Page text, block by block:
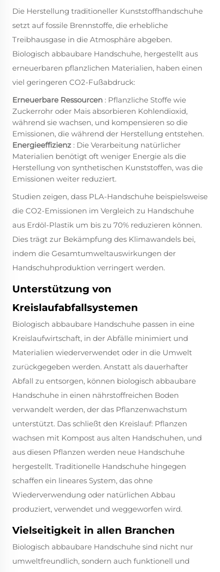
Die Herstellung traditioneller Kunststoffhandschuhe
setzt auf fossile Brennstoffe, die erhebliche
Treibhausgase in die Atmosphäre abgeben.
Biologisch abbaubare Handschuhe, hergestellt aus
erneuerbaren pflanzlichen Materialien, haben einen
viel geringeren CO2-Fußabdruck:
Erneuerbare Ressourcen : Pflanzliche Stoffe wie
Zuckerrohr oder Mais absorbieren Kohlendioxid,
während sie wachsen, und kompensieren so die
Emissionen, die während der Herstellung entstehen.
Energieeffizienz : Die Verarbeitung natürlicher
Materialien benötigt oft weniger Energie als die
Herstellung von synthetischen Kunststoffen, was die
Emissionen weiter reduziert.
Studien zeigen, dass PLA-Handschuhe beispielsweise
die CO2-Emissionen im Vergleich zu Handschuhe
aus Erdöl-Plastik um bis zu 70% reduzieren können.
Dies trägt zur Bekämpfung des Klimawandels bei,
indem die Gesamtumweltauswirkungen der
Handschuhproduktion verringert werden.
Unterstützung von
Kreislaufabfallsystemen
Biologisch abbaubare Handschuhe passen in eine
Kreislaufwirtschaft, in der Abfälle minimiert und
Materialien wiederverwendet oder in die Umwelt
zurückgegeben werden. Anstatt als dauerhafter
Abfall zu entsorgen, können biologisch abbaubare
Handschuhe in einen nährstoffreichen Boden
verwandelt werden, der das Pflanzenwachstum
unterstützt. Das schließt den Kreislauf: Pflanzen
wachsen mit Kompost aus alten Handschuhen, und
aus diesen Pflanzen werden neue Handschuhe
hergestellt. Traditionelle Handschuhe hingegen
schaffen ein lineares System, das ohne
Wiederverwendung oder natürlichen Abbau
produziert, verwendet und weggeworfen wird.
Vielseitigkeit in allen Branchen
Biologisch abbaubare Handschuhe sind nicht nur
umweltfreundlich, sondern auch funktionell und